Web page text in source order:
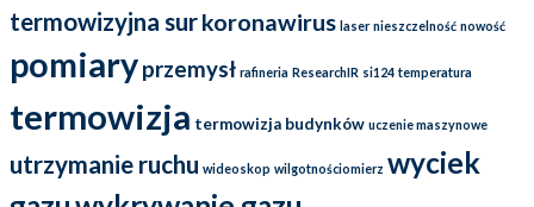
termowizyjna surkoronawirus laser nieszczelność nowość
pomiaryprzemysł rafineria ResearchIR si124 temperatura
termowizja termowizja budynków uczenie maszynowe
utrzymanie ruchu wideoskop wilgotnościomierz wyciek